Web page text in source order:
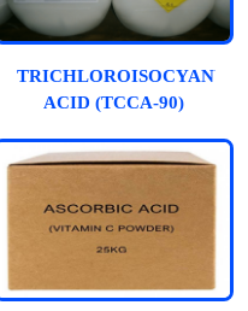
ACID (TCCA-90)